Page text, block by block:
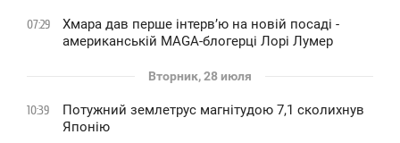
07:29
Хмара дав перше інтервʼю на новій посаді -
американській MAGA-блогерці Лорі Лумер
Вторник, 28 июля
10:39
Потужний землетрус магнітудою 7,1 сколихнув
Японію